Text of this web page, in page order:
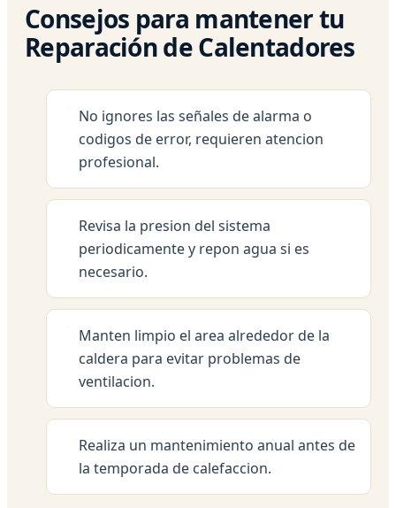
Consejos para mantener tu
Reparación de Calentadores
No ignores las señales de alarma o
codigos de error, requieren atencion
profesional.
Revisa la presion del sistema
periodicamente y repon agua si es
necesario.
Manten limpio el area alrededor de la
caldera para evitar problemas de
ventilacion.
Realiza un mantenimiento anual antes de
la temporada de calefaccion.